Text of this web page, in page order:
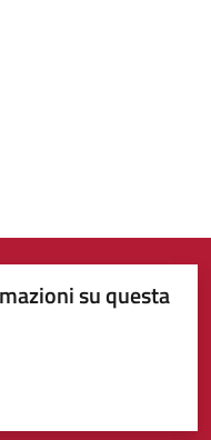
su questa
5